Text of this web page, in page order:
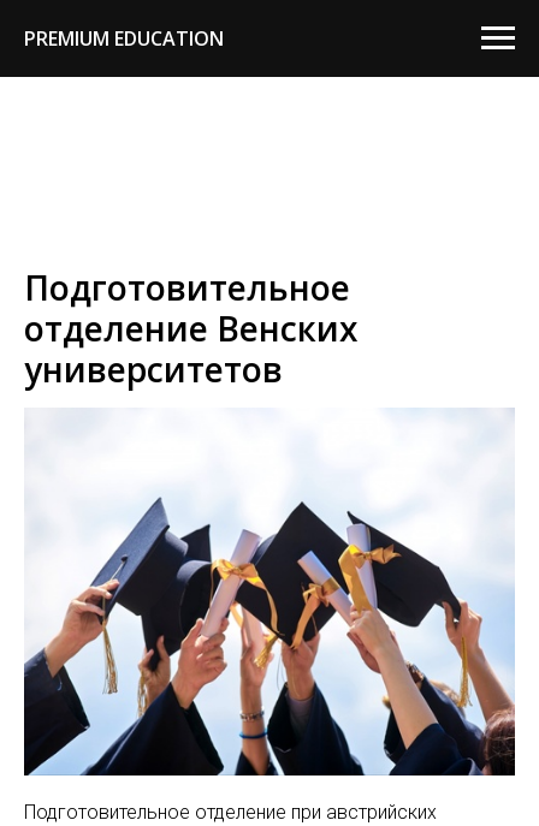
PREMIUM EDUCATION
Подготовительное
отделение Венских
университетов
Подготовительное отделение при австрийских